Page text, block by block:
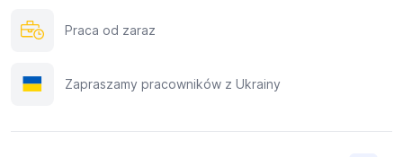
Praca od zaraz
Zapraszamy pracowników z Ukrainy